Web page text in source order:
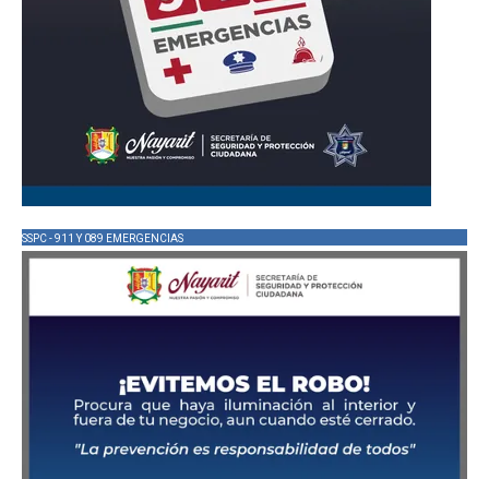
SSPC - 911 Y 089 EMERGENCIAS